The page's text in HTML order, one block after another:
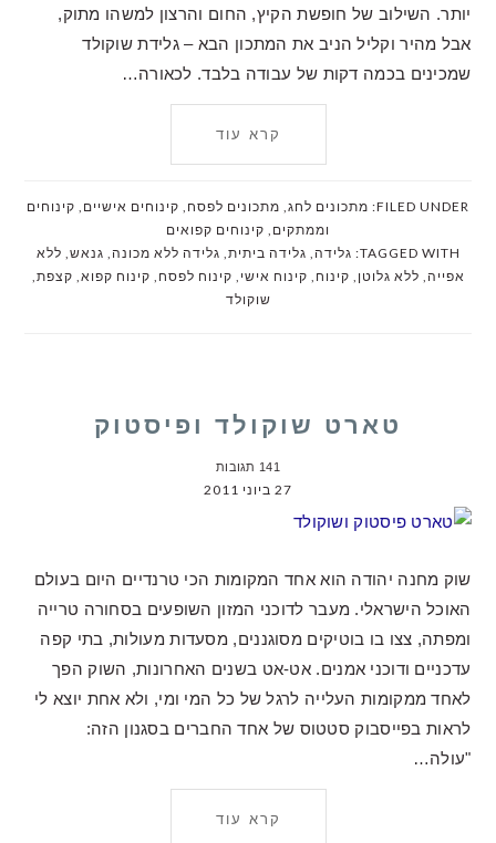
יותר. השילוב של חופשת הקיץ, החום והרצון למשהו מתוק,
אבל מהיר וקליל הניב את המתכון הבא – גלידת שוקולד
שמכינים בכמה דקות של עבודה בלבד. לכאורה…
קרא עוד
FILED UNDER: מתכונים לחג, מתכונים לפסח , קינוחים אישיים , קינוחים
וממתקים , קינוחים קפואים
TAGGED WITH: גלידה, גלידה ביתית, גלידה ללא מכונה, גנאש, ללא
אפייה, ללא גלוטן , קינוח , קינוח אישי , קינוח לפסח , קינוח קפוא, קצפת,
שוקולד
טארט שוקולד ופיסטוק
141 תגובות
27 ביוני 2011
שוק מחנה יהודה הוא אחד המקומות הכי טרנדיים היום בעולם
האוכל הישראלי. מעבר לדוכני המזון השופעים בסחורה טרייה
ומפתה, צצו בו בוטיקים מסוגננים, מסעדות מעולות, בתי קפה
עדכניים ודוכני אמנים. אט-אט בשנים האחרונות, השוק הפך
לאחד ממקומות העלייה לרגל של כל המי ומי, ולא אחת יוצא לי
לראות בפייסבוק סטטוס של אחד החברים בסגנון הזה:
"עולה…
קרא עוד